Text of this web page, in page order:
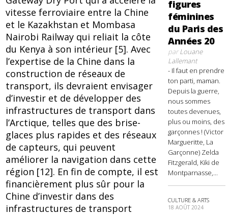
vitesse ferroviaire entre la Chine
et le Kazakhstan et Mombasa
Nairobi Railway qui reliait la côte
du Kenya à son intérieur [5]. Avec
l’expertise de la Chine dans la
construction de réseaux de
transport, ils devraient envisager
d’investir et de développer des
infrastructures de transport dans
l’Arctique, telles que des brise-
glaces plus rapides et des réseaux
de capteurs, qui peuvent
améliorer la navigation dans cette
région [12]. En fin de compte, il est
financièrement plus sûr pour la
Chine d’investir dans des
infrastructures de transport
figures
féminines
du Paris des
Années 20
parLouane
Lallemant
- Il faut en prendre
ton parti, maman.
Depuis la guerre,
nous sommes
toutes devenues,
plus ou moins, des
garçonnes ! (Victor
Margueritte, La
Garçonne) Zelda
Fitzgerald, Kiki de
Montparnasse,...
CULTURE & ARTS
18 AOÛT 2024